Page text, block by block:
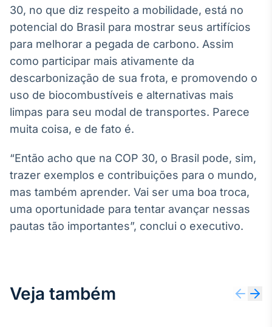
30, no que diz respeito a mobilidade, está no
potencial do Brasil para mostrar seus artifícios
para melhorar a pegada de carbono. Assim
como participar mais ativamente da
descarbonização de sua frota, e promovendo o
uso de biocombustíveis e alternativas mais
limpas para seu modal de transportes. Parece
muita coisa, e de fato é.
“Então acho que na COP 30, o Brasil pode, sim,
trazer exemplos e contribuições para o mundo,
mas também aprender. Vai ser uma boa troca,
uma oportunidade para tentar avançar nessas
pautas tão importantes”, conclui o executivo.
Veja também